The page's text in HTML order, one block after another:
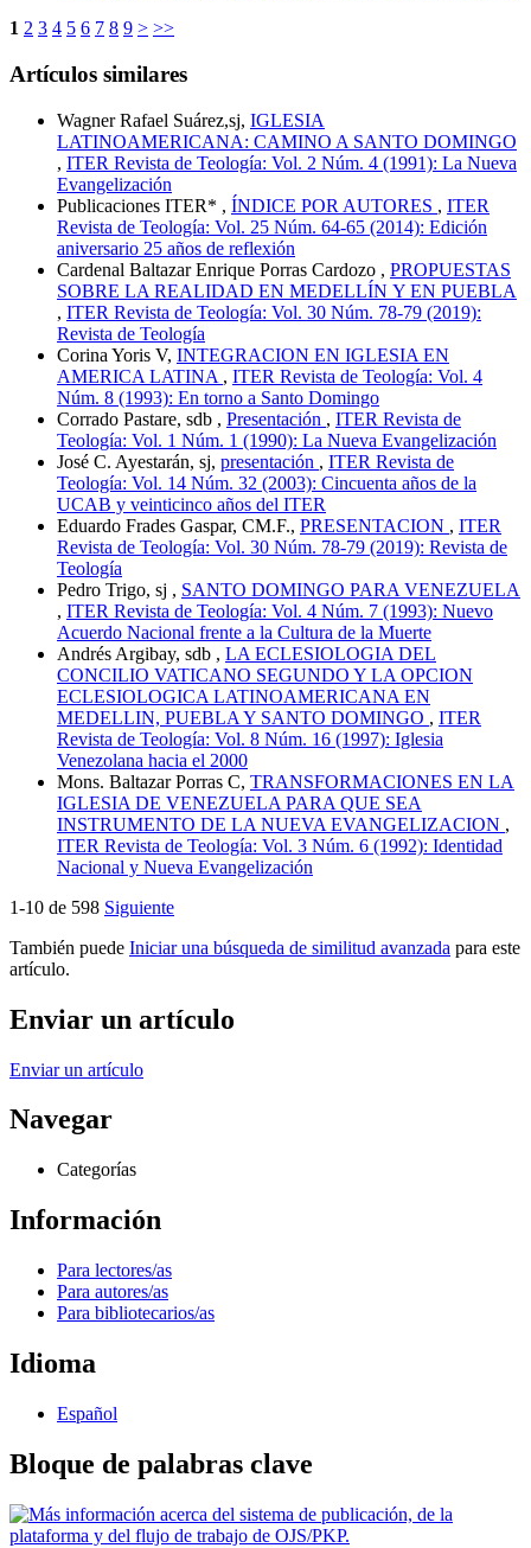
1 2 3 4 5 6 7 8 9 > >>
Artículos similares
Wagner Rafael Suárez,sj, IGLESIA
LATINOAMERICANA: CAMINO A SANTO DOMINGO
, ITER Revista de Teología: Vol. 2 Núm. 4 (1991): La Nueva
Evangelización
Publicaciones ITER* , ÍNDICE POR AUTORES , ITER
Revista de Teología: Vol. 25 Núm. 64-65 (2014): Edición
aniversario 25 años de reflexión
Cardenal Baltazar Enrique Porras Cardozo , PROPUESTAS
SOBRE LA REALIDAD EN MEDELLÍN Y EN PUEBLA
, ITER Revista de Teología: Vol. 30 Núm. 78-79 (2019):
Revista de Teología
Corina Yoris V, INTEGRACION EN IGLESIA EN
AMERICA LATINA , ITER Revista de Teología: Vol. 4
Núm. 8 (1993): En torno a Santo Domingo
Corrado Pastare, sdb , Presentación , ITER Revista de
Teología: Vol. 1 Núm. 1 (1990): La Nueva Evangelización
José C. Ayestarán, sj, presentación , ITER Revista de
Teología: Vol. 14 Núm. 32 (2003): Cincuenta años de la
UCAB y veinticinco años del ITER
Eduardo Frades Gaspar, CM.F., PRESENTACION , ITER
Revista de Teología: Vol. 30 Núm. 78-79 (2019): Revista de
Teología
Pedro Trigo, sj , SANTO DOMINGO PARA VENEZUELA
, ITER Revista de Teología: Vol. 4 Núm. 7 (1993): Nuevo
Acuerdo Nacional frente a la Cultura de la Muerte
Andrés Argibay, sdb , LA ECLESIOLOGIA DEL
CONCILIO VATICANO SEGUNDO Y LA OPCION
ECLESIOLOGICA LATINOAMERICANA EN
MEDELLIN, PUEBLA Y SANTO DOMINGO , ITER
Revista de Teología: Vol. 8 Núm. 16 (1997): Iglesia
Venezolana hacia el 2000
Mons. Baltazar Porras C, TRANSFORMACIONES EN LA
IGLESIA DE VENEZUELA PARA QUE SEA
INSTRUMENTO DE LA NUEVA EVANGELIZACION ,
ITER Revista de Teología: Vol. 3 Núm. 6 (1992): Identidad
Nacional y Nueva Evangelización
1-10 de 598 Siguiente
También puede Iniciar una búsqueda de similitud avanzada para este
artículo.
Enviar un artículo
Enviar un artículo
Navegar
Categorías
Información
Para lectores/as
Para autores/as
Para bibliotecarios/as
Idioma
Español
Bloque de palabras clave